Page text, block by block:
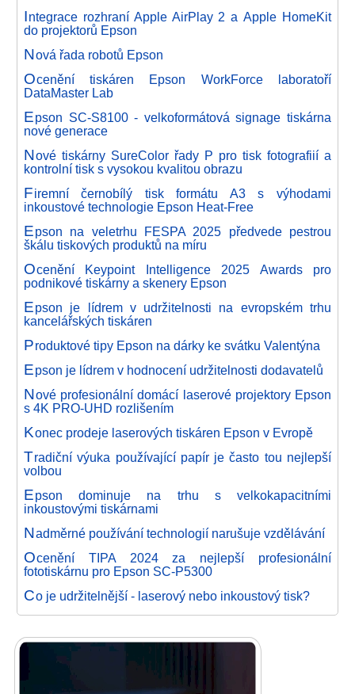
Integrace rozhraní Apple AirPlay 2 a Apple HomeKit
do projektorů Epson
Nová řada robotů Epson
Ocenění tiskáren Epson WorkForce laboratoří
DataMaster Lab
Epson SC-S8100 - velkoformátová signage tiskárna
nové generace
Nové tiskárny SureColor řady P pro tisk fotografiií a
kontrolní tisk s vysokou kvalitou obrazu
Firemní černobílý tisk formátu A3 s výhodami
inkoustové technologie Epson Heat-Free
Epson na veletrhu FESPA 2025 předvede pestrou
škálu tiskových produktů na míru
Ocenění Keypoint Intelligence 2025 Awards pro
podnikové tiskárny a skenery Epson
Epson je lídrem v udržitelnosti na evropském trhu
kancelářských tiskáren
Produktové tipy Epson na dárky ke svátku Valentýna
Epson je lídrem v hodnocení udržitelnosti dodavatelů
Nové profesionální domácí laserové projektory Epson
s 4K PRO-UHD rozlišením
Konec prodeje laserových tiskáren Epson v Evropě
Tradiční výuka používající papír je často tou nejlepší
volbou
Epson dominuje na trhu s velkokapacitními
inkoustovými tiskárnami
Nadměrné používání technologií narušuje vzdělávání
Ocenění TIPA 2024 za nejlepší profesionální
fototiskárnu pro Epson SC-P5300
Co je udržitelnější - laserový nebo inkoustový tisk?